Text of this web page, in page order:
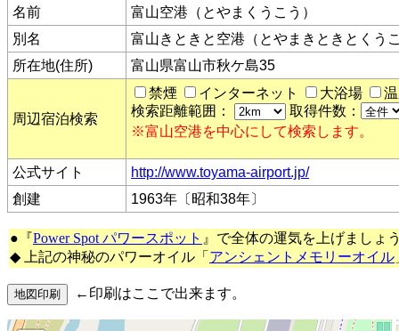
名前
富山空港（とやまくうこう）
別名
富山きときと空港（とやまきときとくう
所在地(住所)
富山県富山市秋ケ島35
周辺宿泊検索
禁煙 インターネット 大浴場
検索距離範囲：
取得件数：
※富山空港を中心にして検索します。
公式サイト
http://www.toyama-airport.jp/
創建
1963年〔昭和38年〕
●『Power Spot パワースポット 』で全体の運気を上げましょ
◆ 上記の神秘のパワーオイル「 アンシェントメモリーオイル
←印刷はここで出来ます。